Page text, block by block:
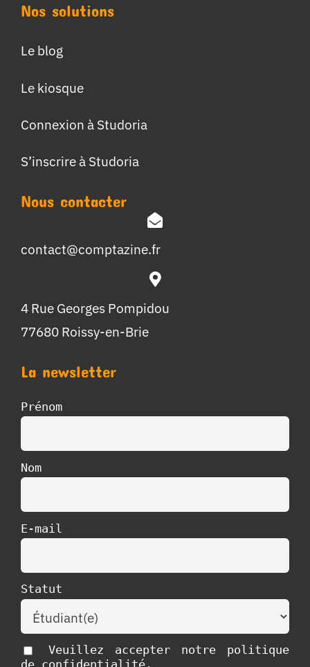
Nos solutions
Le blog
Le kiosque
Connexion à Studoria
S’inscrire à Studoria
Nous contacter
contact@comptazine.fr
4 Rue Georges Pompidou
77680 Roissy-en-Brie
La newsletter
Prénom
Nom
E-mail
Statut
Veuillez accepter notre politique